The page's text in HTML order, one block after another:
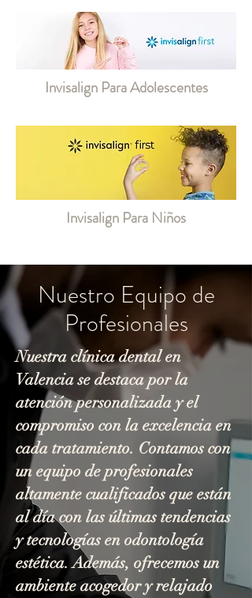
Invisalign Para Adolescentes
Invisalign Para Niños
Nuestro Equipo de
Profesionales
Nuestra clínica dental en
Valencia se destaca por la
atención personalizada y el
compromiso con la excelencia en
cada tratamiento. Contamos con
un equipo de profesionales
altamente cualificados que están
al día con las últimas tendencias
y tecnologías en odontología
estética. Además, ofrecemos un
ambiente acogedor y relajado